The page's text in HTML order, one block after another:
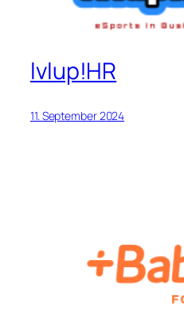
lvlup!HR
11. September 2024